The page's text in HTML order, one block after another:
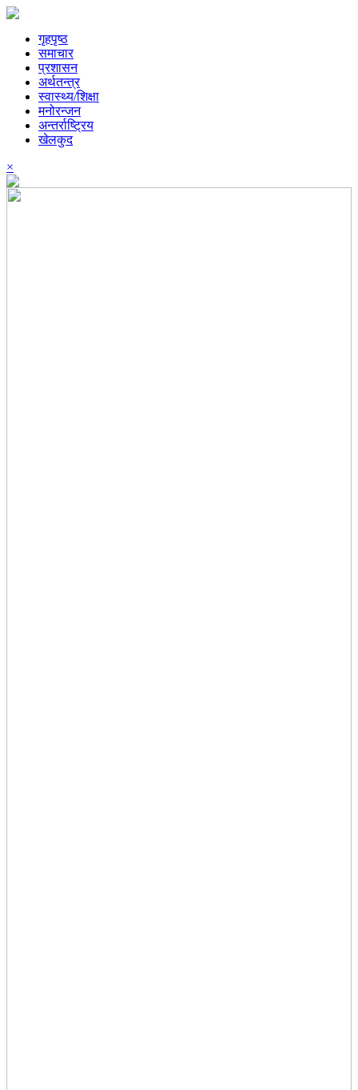
गृहपृष्ठ
समाचार
प्रशासन
अर्थतन्त्र
स्वास्थ्य/शिक्षा
मनोरन्जन
अन्तर्राष्ट्रिय
खेलकुद
×